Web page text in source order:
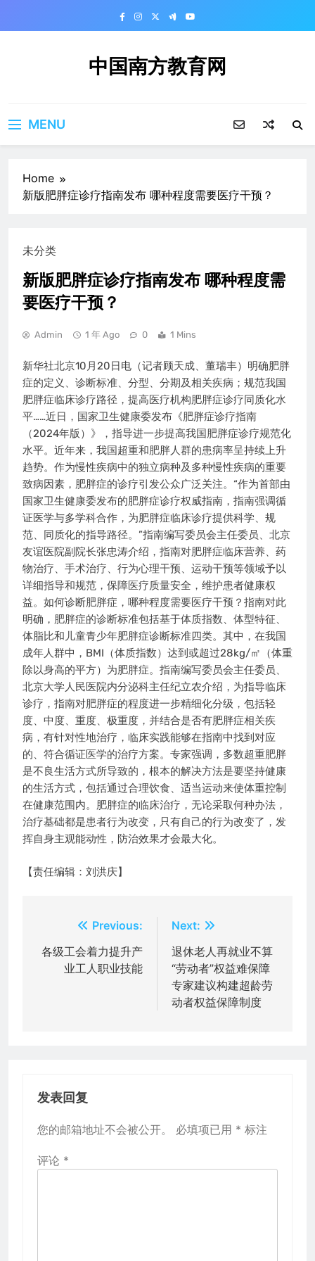
中国南方教育网
MENU
Home
新版肥胖症诊疗指南发布 哪种程度需要医疗干预？
未分类
新版肥胖症诊疗指南发布 哪种程度需
要医疗干预？
Admin 1 年 Ago 0 1 Mins
新华社北京10月20日电（记者顾天成、董瑞丰）明确肥胖
症的定义、诊断标准、分型、分期及相关疾病；规范我国
肥胖症临床诊疗路径，提高医疗机构肥胖症诊疗同质化水
平……近日，国家卫生健康委发布《肥胖症诊疗指南
（2024年版）》，指导进一步提高我国肥胖症诊疗规范化
水平。近年来，我国超重和肥胖人群的患病率呈持续上升
趋势。作为慢性疾病中的独立病种及多种慢性疾病的重要
致病因素，肥胖症的诊疗引发公众广泛关注。“作为首部由
国家卫生健康委发布的肥胖症诊疗权威指南，指南强调循
证医学与多学科合作，为肥胖症临床诊疗提供科学、规
范、同质化的指导路径。”指南编写委员会主任委员、北京
友谊医院副院长张忠涛介绍，指南对肥胖症临床营养、药
物治疗、手术治疗、行为心理干预、运动干预等领域予以
详细指导和规范，保障医疗质量安全，维护患者健康权
益。如何诊断肥胖症，哪种程度需要医疗干预？指南对此
明确，肥胖症的诊断标准包括基于体质指数、体型特征、
体脂比和儿童青少年肥胖症诊断标准四类。其中，在我国
成年人群中，BMI（体质指数）达到或超过28kg/㎡（体重
除以身高的平方）为肥胖症。指南编写委员会主任委员、
北京大学人民医院内分泌科主任纪立农介绍，为指导临床
诊疗，指南对肥胖症的程度进一步精细化分级，包括轻
度、中度、重度、极重度，并结合是否有肥胖症相关疾
病，有针对性地治疗，临床实践能够在指南中找到对应
的、符合循证医学的治疗方案。专家强调，多数超重肥胖
是不良生活方式所导致的，根本的解决方法是要坚持健康
的生活方式，包括通过合理饮食、适当运动来使体重控制
在健康范围内。肥胖症的临床治疗，无论采取何种办法，
治疗基础都是患者行为改变，只有自己的行为改变了，发
挥自身主观能动性，防治效果才会最大化。
【责任编辑：刘洪庆】
章
Previous:
各级工会着力提升产
业工人职业技能
Next:
退休老人再就业不算
“劳动者”权益难保障
专家建议构建超龄劳
动者权益保障制度
发表回复
您的邮箱地址不会被公开。 必填项已用 * 标注
评论 *